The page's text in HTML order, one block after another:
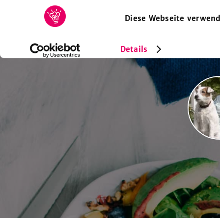
Diese Webseite
Details
REZEPTE SAMMLUNGEN MAGAZIN